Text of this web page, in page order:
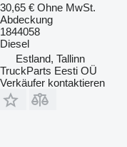
30,65 € Ohne MwSt.
Abdeckung
1844058
Diesel
Estland, Tallinn
TruckParts Eesti OÜ
Verkäufer kontaktieren